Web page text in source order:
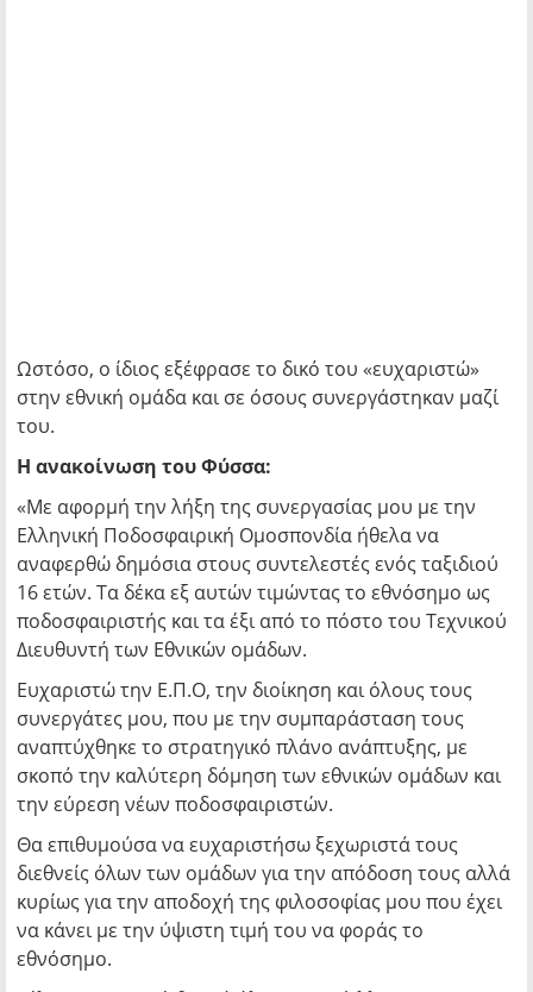
Ωστόσο, ο ίδιος εξέφρασε το δικό του «ευχαριστώ»
στην εθνική ομάδα και σε όσους συνεργάστηκαν μαζί
του.
Η ανακοίνωση του Φύσσα:
«Με αφορμή την λήξη της συνεργασίας μου με την
Ελληνική Ποδοσφαιρική Ομοσπονδία ήθελα να
αναφερθώ δημόσια στους συντελεστές ενός ταξιδιού
16 ετών. Τα δέκα εξ αυτών τιμώντας το εθνόσημο ως
ποδοσφαιριστής και τα έξι από το πόστο του Τεχνικού
Διευθυντή των Εθνικών ομάδων.
Ευχαριστώ την Ε.Π.Ο, την διοίκηση και όλους τους
συνεργάτες μου, που με την συμπαράσταση τους
αναπτύχθηκε το στρατηγικό πλάνο ανάπτυξης, με
σκοπό την καλύτερη δόμηση των εθνικών ομάδων και
την εύρεση νέων ποδοσφαιριστών.
Θα επιθυμούσα να ευχαριστήσω ξεχωριστά τους
διεθνείς όλων των ομάδων για την απόδοση τους αλλά
κυρίως για την αποδοχή της φιλοσοφίας μου που έχει
να κάνει με την ύψιστη τιμή του να φοράς το
εθνόσημο.